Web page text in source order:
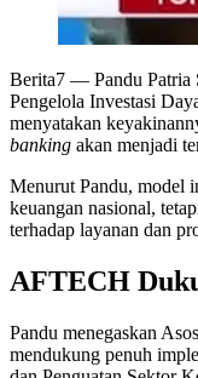
Berita7 — Pandu Patria
Pengelola Investasi
menyatakan
banking akan menjadi
Menurut Pandu, model
keuangan nasional,
terhadap layanan dan
AFTECH
Pandu menegaskan
mendukung penuh